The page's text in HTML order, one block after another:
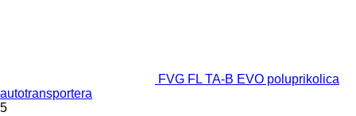
FVG FL TA-B EVO poluprikolica
autotransportera
5